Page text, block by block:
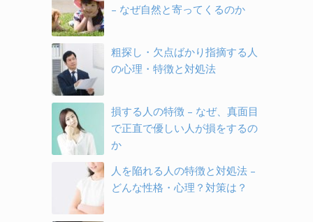
– なぜ自然と寄ってくるのか
粗探し・欠点ばかり指摘する人
の心理・特徴と対処法
損する人の特徴 – なぜ、真面目
で正直で優しい人が損をするの
か
人を陥れる人の特徴と対処法 –
どんな性格・心理？対策は？